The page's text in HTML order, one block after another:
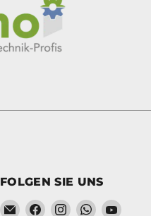
FOLGEN SIE UNS
Email Schweihofer - Die
Finden Sie uns auf
Finden Sie uns
Finden Sie